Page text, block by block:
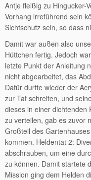
Antje fleißig zu Hingucker-
Vorhang irreführend sein
Sichtschutz sein, so dass
Damit war außen also
Hüttchen fertig. Jedoch
letzte Punkt der Anleitung
nicht abgearbeitet, das
Dafür durfte wieder der
zur Tat schreiten, und
dieses in einer dichtenden
zu verteilen, gab es zuvor
Großteil des
kommen. Heldentat 2:
abschrauben, um eine
zu können. Damit startete
Mission ging dem Helden